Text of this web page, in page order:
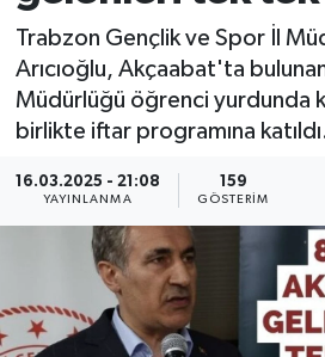
Trabzon Gençlik ve Spor İl
Arıcıoğlu, Akçaabat'ta
Müdürlüğü öğrenci yurdunda
birlikte iftar programına
16.03.2025 - 21:08
YAYINLANMA
159
GÖSTERIM